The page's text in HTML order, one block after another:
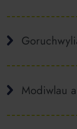
Modiwlau